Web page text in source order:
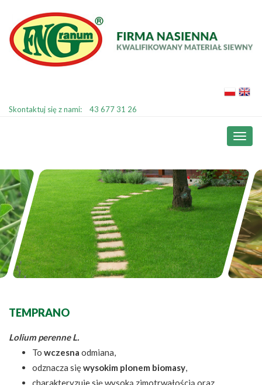
Skontaktuj się z nami: 43 677 31 26
TEMPRANO
Lolium perenne L.
To wczesna odmiana,
odznacza sięwysokim plonem biomasy,
charakteryzuje się wysoką zimotrwałością oraz